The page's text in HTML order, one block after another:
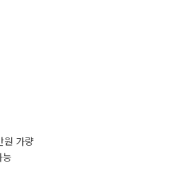
원 가량